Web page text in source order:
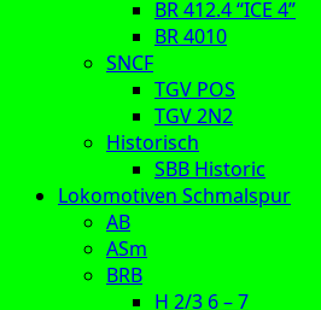
BR 412.4 “ICE 4”
BR 4010
SNCF
TGV POS
TGV 2N2
Historisch
SBB Historic
Lokomotiven Schmalspur
AB
ASm
BRB
H 2/3 6 – 7